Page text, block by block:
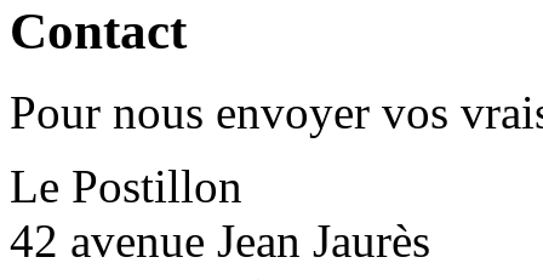
Contact
Pour nous envoyer vos
Le Postillon
42 avenue Jean Jaurès